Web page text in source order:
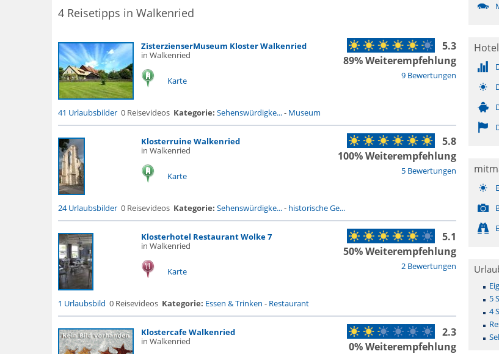
4 Reisetipps in Walkenried
ZisterzienserMuseum Kloster Walkenried
in Walkenried
Karte 9 Bewertungen
5.3
89% Weiterempfehlung
41 Urlaubsbilder 0 Reisevideos Kategorie: Sehenswürdigke...- Museum
Klosterruine Walkenried
in Walkenried
Karte 5 Bewertungen
5.8
100% Weiterempfehlung
24 Urlaubsbilder 0 Reisevideos Kategorie: Sehenswürdigke...- historische Ge...
Klosterhotel Restaurant Wolke 7
in Walkenried
Karte 2 Bewertungen
5.1
50% Weiterempfehlung
1 Urlaubsbild 0 Reisevideos Kategorie: Essen & Trinken - Restaurant
Klostercafe Walkenried
in Walkenried
2.3
0% Weiterempfehlung
5
4